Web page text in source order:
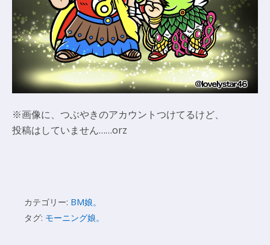
※画像に、つぶやきのアカウントつけてるけど、
投稿はしていません……orz
カテゴリー: BM娘。
タグ: モーニング娘。